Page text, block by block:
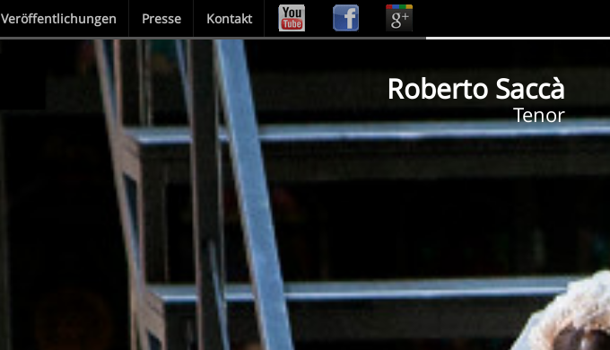
Veröffentlichungen Presse Kontakt
Roberto Saccà
Tenor